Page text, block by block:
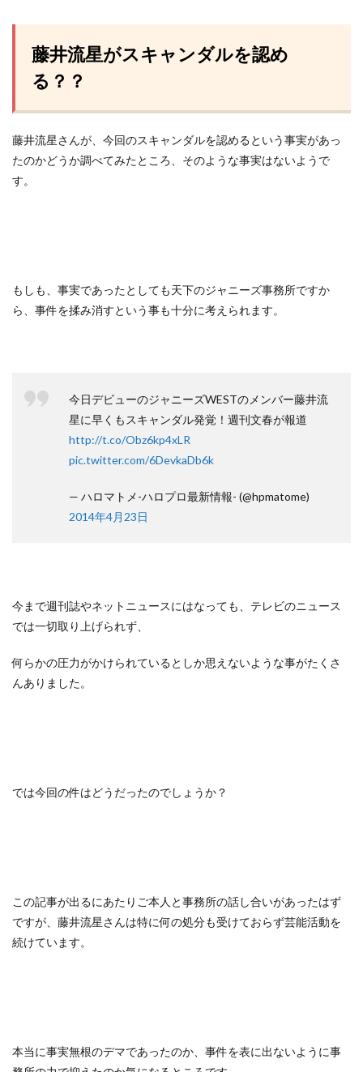
藤井流星がスキャンダルを認め
る？？
藤井流星さんが、今回のスキャンダルを認めるという事実があっ
たのかどうか調べてみたところ、そのような事実はないようで
す。
もしも、事実であったとしても天下のジャニーズ事務所ですか
ら、事件を揉み消すという事も十分に考えられます。
今日デビューのジャニーズWESTのメンバー藤井流
星に早くもスキャンダル発覚！週刊文春が報道
http://t.co/Obz6kp4xLR
pic.twitter.com/6DevkaDb6k
— ハロマトメ-ハロプロ最新情報- (@hpmatome)
2014年4月23日
今まで週刊誌やネットニュースにはなっても、テレビのニュース
では一切取り上げられず、
何らかの圧力がかけられているとしか思えないような事がたくさ
んありました。
では今回の件はどうだったのでしょうか？
この記事が出るにあたりご本人と事務所の話し合いがあったはず
ですが、藤井流星さんは特に何の処分も受けておらず芸能活動を
続けています。
本当に事実無根のデマであったのか、事件を表に出ないように事